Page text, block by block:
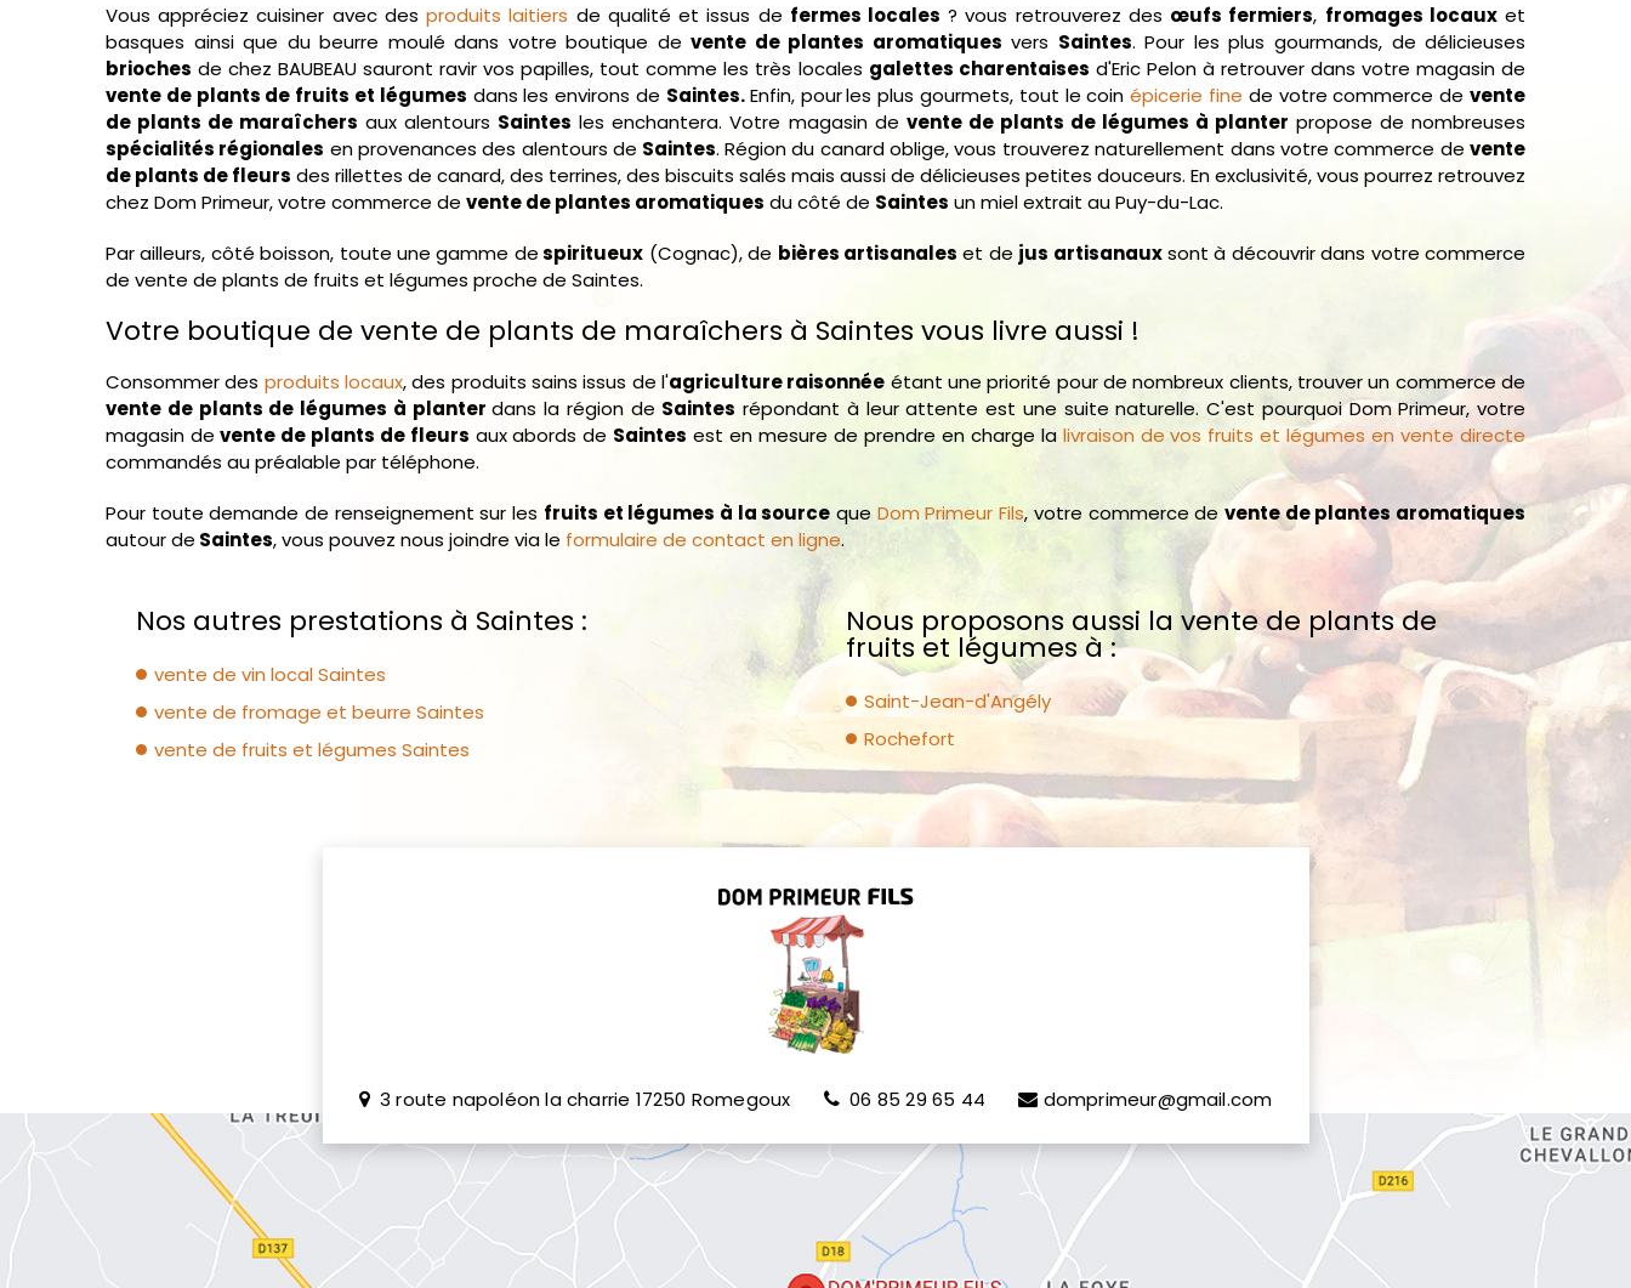
Vous appréciez cuisiner avec desproduits laitiers de qualité et issus de fermes locales ? vous retrouverez des œufs fermiers, fromages locauxet
basques ainsi que du beurre moulé dans votre boutique devente de plantes aromatiques vers Saintes. Pour les plus gourmands, de délicieuses
brioches de chez BAUBEAU sauront ravir vos papilles, tout comme les très locales galettes charentaises d'Eric Pelon à retrouver dans votre magasin de
vente de plants de fruits et légumes dans les environs de Saintes.Enfin, pourles plus gourmets, tout le coinépicerie fine de votre commerce devente
de plants de maraîchers aux alentours Saintes les enchantera. Votre magasin de vente de plants de légumes à planter propose de nombreuses
spécialités régionales en provenances des alentours de Saintes. Région du canard oblige, vous trouverez naturellement dans votre commerce devente
de plants de fleurs des rillettes de canard, des terrines, des biscuits salés mais aussi de délicieuses petites douceurs. En exclusivité, vous pourrez retrouvez
chez Dom Primeur, votre commerce de vente de plantes aromatiques du côté de Saintes un miel extrait au Puy-du-Lac.
Par ailleurs, côté boisson, toute une gamme despiritueux (Cognac), de bières artisanales et de jus artisanauxsont à découvrir dans votre commerce
de vente de plants de fruits et légumes proche de Saintes.
Votre boutique de vente de plants de maraîchers à Saintes vous livre aussi !
Consommer des produits locaux, des produits sains issus de l'agriculture raisonnée étant une priorité pour de nombreux clients, trouver un commerce de
vente de plants de légumes à planterdans la région de Saintes répondant à leur attente est une suite naturelle. C'est pourquoi Dom Primeur, votre
magasin de vente de plants de fleurs aux abords de Saintes est en mesure de prendre en charge la livraison de vos fruits et légumes en vente directe
commandés au préalable par téléphone.
Pour toute demande de renseignement sur les fruits et légumes à la source que Dom Primeur Fils, votre commerce devente de plantes aromatiques
autour de Saintes, vous pouvez nous joindre via le formulaire de contact en ligne.
Nos autres prestations à Saintes :
vente de vin local Saintes
vente de fromage et beurre Saintes
vente de fruits et légumes Saintes
Nous proposons aussi la vente de plants de
fruits et légumes à :
Saint-Jean-d'Angély
Rochefort
3 route napoléon la charrie 17250 Romegoux 06 85 29 65 44 domprimeur@gmail.com